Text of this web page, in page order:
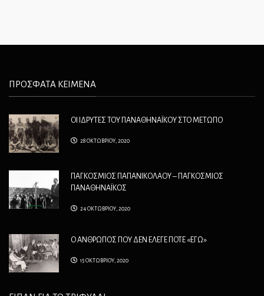
ΠΡΟΣΦΑΤΑ ΚΕΙΜΕΝΑ
ΟΙ ΙΔΡΥΤΕΣ ΤΟΥ ΠΑΝΑΘΗΝΑΪΚΟΥ ΣΤΟ ΜΕΤΩΠΟ
28 ΟΚΤΩΒΡΙΟΥ, 2020
ΠΑΓΚΟΣΜΙΟΣ ΠΑΠΑΝΙΚΟΛΑΟΥ – ΠΑΓΚΟΣΜΙΟΣ
ΠΑΝΑΘΗΝΑΪΚΟΣ
24 ΟΚΤΩΒΡΙΟΥ, 2020
Ο ΑΝΘΡΩΠΟΣ ΠΟΥ ΔΕΝ ΕΛΕΓΕ ΠΟΤΕ «ΕΓΩ»
15 ΟΚΤΩΒΡΙΟΥ, 2020